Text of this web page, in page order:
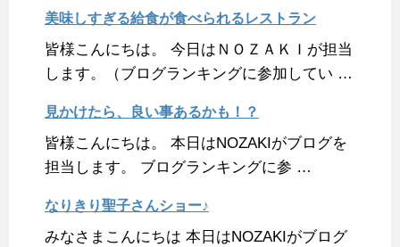
美味しすぎる給食が食べられるレストラン
皆様こんにちは。 今日はＮＯＺＡＫＩが担当
します。（ブログランキングに参加してい …
見かけたら、良い事あるかも！？
皆様こんにちは。 本日はNOZAKIがブログを
担当します。 ブログランキングに参 …
なりきり聖子さんショー♪
みなさまこんにちは 本日はNOZAKIがブログ